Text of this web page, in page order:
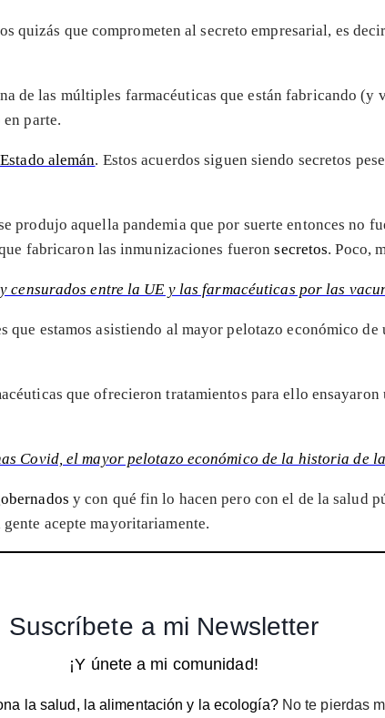
quizás que comprometen al secreto empresarial, es
de las múltiples farmacéuticas que están fabricando (y
parte.
alemán. Estos acuerdos siguen siendo secretos
produjo aquella pandemia que por suerte entonces no
fabricaron las inmunizaciones fueronsecretos. Poco,
censurados entre la UE y las farmacéuticas por las
estamos asistiendo al mayor pelotazo económico
que ofrecieron tratamientos para ello
Covid, el mayor pelotazo económico de la historia de
y con qué fin lo hacen pero con el de la salud
acepte mayoritariamente.
Suscríbete a mi Newsletter
¡Y únete a mi comunidad!
la salud, la alimentación y la ecología?No te pierdas